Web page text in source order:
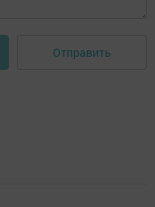
Отправить